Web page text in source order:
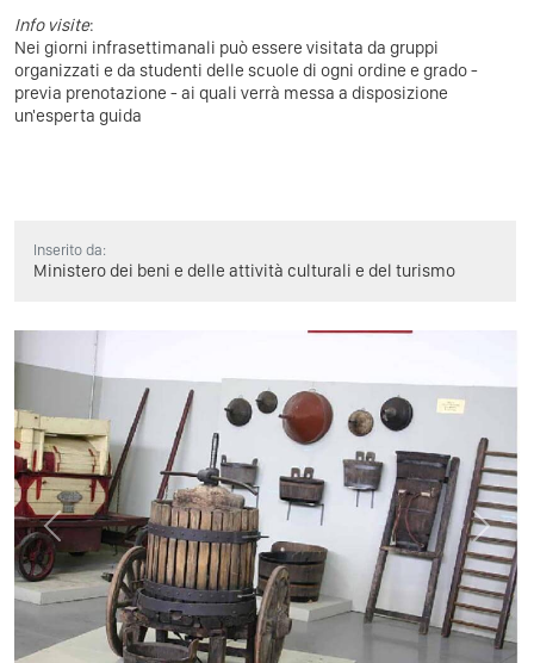
Info visite:
Nei giorni infrasettimanali può essere visitata da gruppi
organizzati e da studenti delle scuole di ogni ordine e grado -
previa prenotazione - ai quali verrà messa a disposizione
un'esperta guida
Inserito da:
Ministero dei beni e delle attività culturali e del turismo
Previous Next